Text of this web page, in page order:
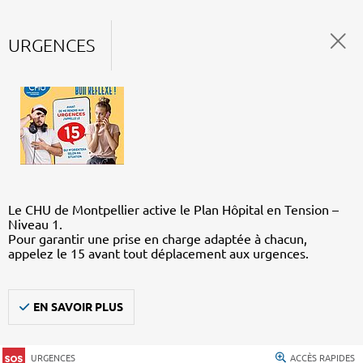
URGENCES
Le CHU de Montpellier active le Plan Hôpital en Tension –
Niveau 1.
Pour garantir une prise en charge adaptée à chacun,
appelez le 15 avant tout déplacement aux urgences.
EN SAVOIR PLUS
URGENCES ACCÈS RAPIDES